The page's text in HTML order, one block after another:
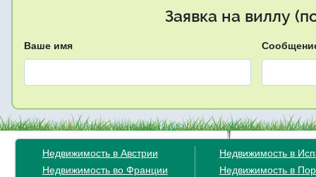
Заявка на виллу
Ваше имя
Недвижимость в Австрии
Недвижимость во Франции
Недвижимость в
Недвижимость в